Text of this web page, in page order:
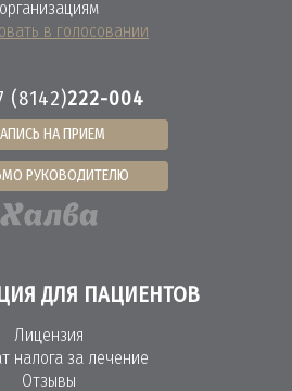
ДЛЯ ПАЦИЕНТОВ
Лицензия
налога за лечение
Отзывы
(8142)222-004
НА ПРИЕМ
РУКОВОДИТЕЛЮ
организациям
в голосовании